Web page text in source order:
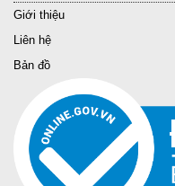
Giới thiệu
Liên hệ
Bản đồ